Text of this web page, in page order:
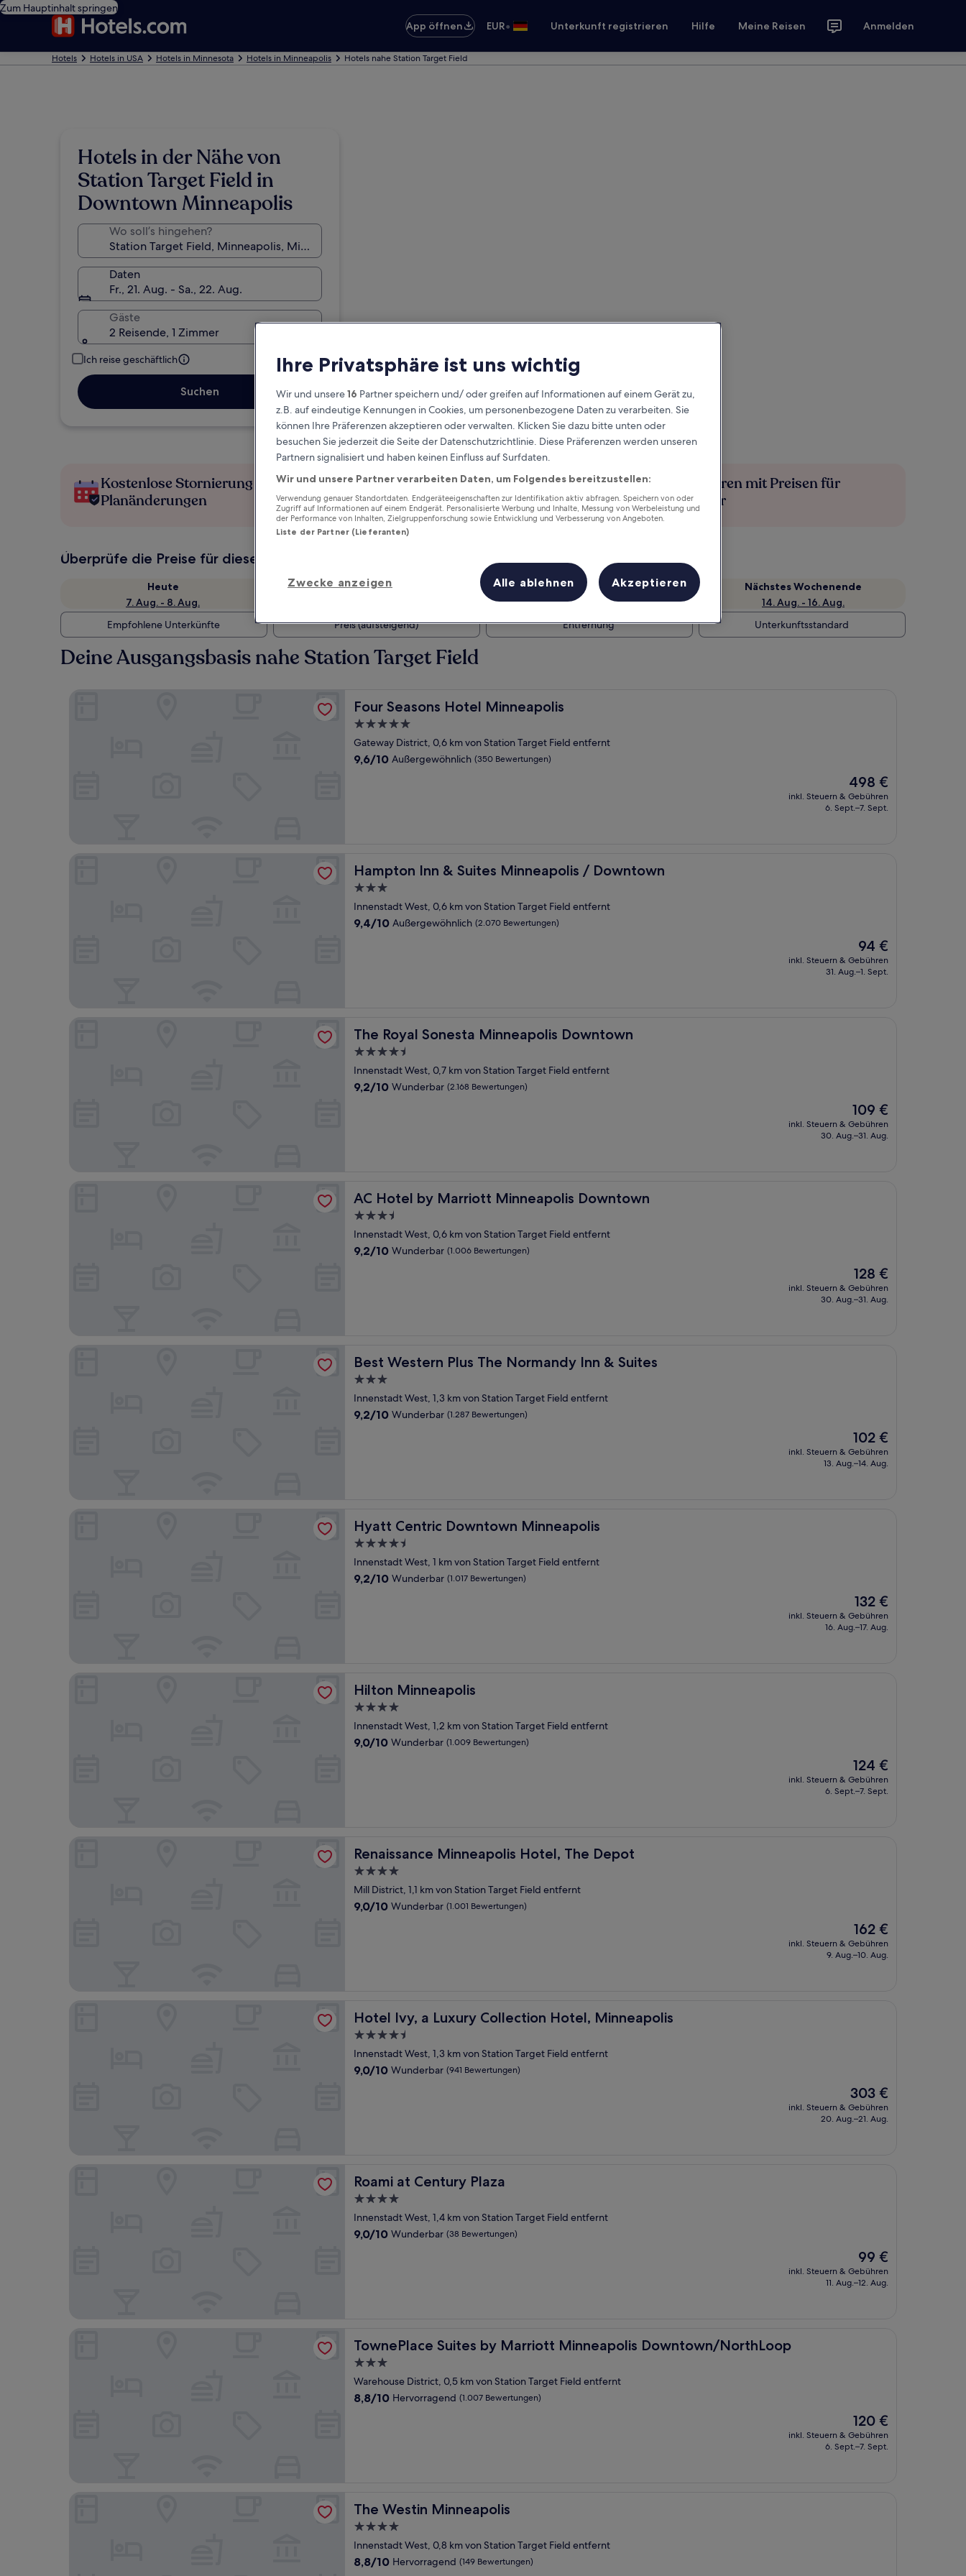
Zum Hauptinhalt springen
App öffnen
EUR• Unterkunft registrieren Hilfe Meine Reisen Anmelden
Hotels Hotels in USA Hotels in Minnesota Hotels in Minneapolis Hotels nahe Station Target Field
Hotels in der Nähe von
Station Target Field in
Downtown Minneapolis
Wo soll’s hingehen?
Daten
Fr., 21. Aug. - Sa., 22. Aug.
Gäste
2 Reisende, 1 Zimmer
Ich reise geschäftlich
Suchen
Kostenlose Stornierung bei
Planänderungen
Verdiene Prämien für jede
wahrgenommene Übernachtung
Mehr sparen mit Preisen für
Mitglieder
Überprüfe die Preise für diese Daten
Heute
7. Aug. - 8. Aug.
Morgen
Dieses Wochenende
7. Aug. - 9. Aug.
Nächstes Wochenende
14. Aug. - 16. Aug.
Empfohlene Unterkünfte
Preis (aufsteigend) Entfernung Unterkunftsstandard
Deine Ausgangsbasis nahe Station Target Field
Four Seasons Hotel Minneapolis
Four Seasons Hotel Minneapolis
5.0-
Sterne-
Unterkunft
Gateway District, 0,6 km von Station Target Field entfernt
9.6
9,6/10 Außergewöhnlich (350 Bewertungen)
Der
Preis
beträgt
498 €
inkl. Steuern & Gebühren
6. Sept.–7. Sept.
Hampton Inn & Suites Minneapolis / Downtown
Hampton Inn & Suites Minneapolis / Downtown
3.0-
Sterne-
Unterkunft
Innenstadt West, 0,6 km von Station Target Field entfernt
9.4
9,4/10 Außergewöhnlich (2.070 Bewertungen)
Der
Preis
beträgt
94 €
inkl. Steuern & Gebühren
31. Aug.–1. Sept.
The Royal Sonesta Minneapolis Downtown
The Royal Sonesta Minneapolis Downtown
4.5-
Sterne-
Unterkunft
Innenstadt West, 0,7 km von Station Target Field entfernt
9.2
9,2/10 Wunderbar (2.168 Bewertungen)
Der
Preis
beträgt
109 €
inkl. Steuern & Gebühren
30. Aug.–31. Aug.
AC Hotel by Marriott Minneapolis Downtown
AC Hotel by Marriott Minneapolis Downtown
3.5-
Sterne-
Unterkunft
Innenstadt West, 0,6 km von Station Target Field entfernt
9.2
9,2/10 Wunderbar (1.006 Bewertungen)
Der
Preis
beträgt
128 €
inkl. Steuern & Gebühren
30. Aug.–31. Aug.
Best Western Plus The Normandy Inn & Suites
Best Western Plus The Normandy Inn & Suites
3.0-
Sterne-
Unterkunft
Innenstadt West, 1,3 km von Station Target Field entfernt
9.2
9,2/10 Wunderbar (1.287 Bewertungen)
Der
Preis
beträgt
102 €
inkl. Steuern & Gebühren
13. Aug.–14. Aug.
Hyatt Centric Downtown Minneapolis
Hyatt Centric Downtown Minneapolis
4.5-
Sterne-
Unterkunft
Innenstadt West, 1 km von Station Target Field entfernt
9.2
9,2/10 Wunderbar (1.017 Bewertungen)
Der
Preis
beträgt
132 €
inkl. Steuern & Gebühren
16. Aug.–17. Aug.
Hilton Minneapolis
Hilton Minneapolis
4.0-
Sterne-
Unterkunft
Innenstadt West, 1,2 km von Station Target Field entfernt
9.0
9,0/10 Wunderbar (1.009 Bewertungen)
Der
Preis
beträgt
124 €
inkl. Steuern & Gebühren
6. Sept.–7. Sept.
Renaissance Minneapolis Hotel, The Depot
Renaissance Minneapolis Hotel, The Depot
4.0-
Sterne-
Unterkunft
Mill District, 1,1 km von Station Target Field entfernt
9.0
9,0/10 Wunderbar (1.001 Bewertungen)
Der
Preis
beträgt
162 €
inkl. Steuern & Gebühren
9. Aug.–10. Aug.
Hotel Ivy, a Luxury Collection Hotel, Minneapolis
Hotel Ivy, a Luxury Collection Hotel, Minneapolis
4.5-
Sterne-
Unterkunft
Innenstadt West, 1,3 km von Station Target Field entfernt
9.0
9,0/10 Wunderbar (941 Bewertungen)
Der
Preis
beträgt
303 €
inkl. Steuern & Gebühren
20. Aug.–21. Aug.
Hotel Ivy, a Luxury Collection Hotel, Minneapolis
Roami at Century Plaza
Roami at Century Plaza
4.0-
Sterne-
Unterkunft
Innenstadt West, 1,4 km von Station Target Field entfernt
9.0
9,0/10 Wunderbar (38 Bewertungen)
Der
Preis
beträgt
99 €
inkl. Steuern & Gebühren
11. Aug.–12. Aug.
TownePlace Suites by Marriott Minneapolis Downtown/NorthLoop
TownePlace Suites by Marriott Minneapolis Downtown/NorthLoop
3.0-
Sterne-
Unterkunft
Warehouse District, 0,5 km von Station Target Field entfernt
8.8
8,8/10 Hervorragend (1.007 Bewertungen)
Der
Preis
beträgt
120 €
inkl. Steuern & Gebühren
6. Sept.–7. Sept.
TownePlace Suites by Marriott Minneapolis Downtown/NorthLoop
The Westin Minneapolis
The Westin Minneapolis
4.0-
Sterne-
Unterkunft
Innenstadt West, 0,8 km von Station Target Field entfernt
8.8
8,8/10 Hervorragend (149 Bewertungen)
Ihre Privatsphäre ist uns wichtig
Wir und unsere16 Partner speichern und/ oder greifen auf Informationen auf einem Gerät zu,
z.B. auf eindeutige Kennungen in Cookies, um personenbezogene Daten zu verarbeiten. Sie
können Ihre Präferenzen akzeptieren oder verwalten. Klicken Sie dazu bitte unten oder
besuchen Sie jederzeit die Seite der Datenschutzrichtlinie. Diese Präferenzen werden unseren
Partnern signalisiert und haben keinen Einfluss auf Surfdaten.
Wir und unsere Partner verarbeiten Daten, um Folgendes bereitzustellen:
Verwendung genauer Standortdaten. Endgeräteeigenschaften zur Identifikation aktiv abfragen. Speichern von oder
Zugriff auf Informationen auf einem Endgerät. Personalisierte Werbung und Inhalte, Messung von Werbeleistung und
der Performance von Inhalten, Zielgruppenforschung sowie Entwicklung und Verbesserung von Angeboten.
Liste der Partner (Lieferanten)
Zwecke anzeigen Alle ablehnen Akzeptieren